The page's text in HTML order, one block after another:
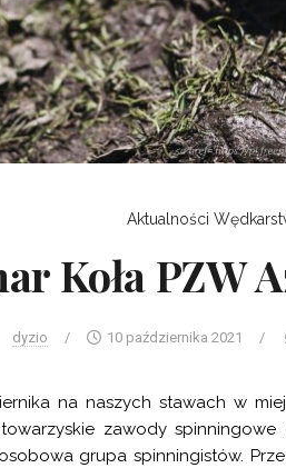
Aktualności
Koła PZW
dyzio / 10 października 2021 /
na naszych stawach w
zawody spinningowe
grupa spinningistów.